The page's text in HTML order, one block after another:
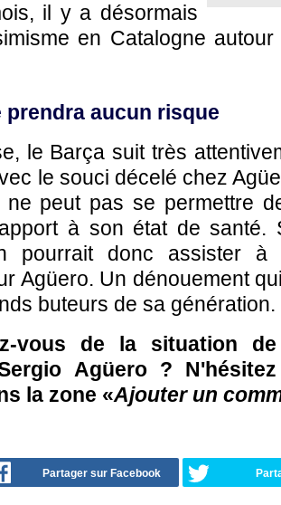
il y a désormais
en Catalogne
prendra aucun risque
le Barça suit très
le souci décelé chez
ne peut pas se permettre
à son état de santé.
pourrait donc assister
Agüero. Un dénouement
buteurs de sa génération.
vous de la situation
Agüero ?
la zone «Ajouter un
Partager sur Facebook